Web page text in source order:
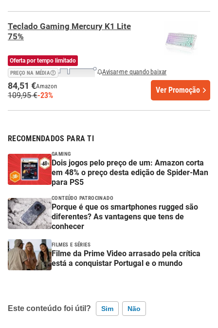
Teclado Gaming Mercury K1 Lite
75%
Oferta por tempo limitado
PREÇO NA MÉDIA Avisar-me quando baixar
84,51 €Amazon
109,95 €-23%
Ver Promoção
RECOMENDADOS PARA TI
GAMING
Dois jogos pelo preço de um: Amazon corta
em 48% o preço desta edição de Spider-Man
para PS5
CONTEÚDO PATROCINADO
Porque é que os smartphones rugged são
diferentes? As vantagens que tens de
conhecer
FILMES E SÉRIES
Filme da Prime Video arrasado pela crítica
está a conquistar Portugal e o mundo
Este conteúdo foi útil? Sim Não